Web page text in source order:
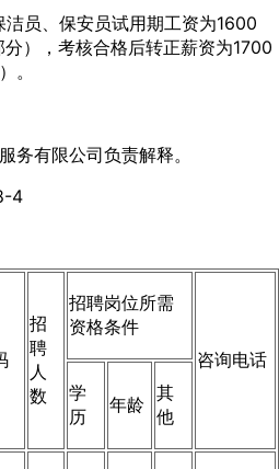
员、保安员试用期工资为1600
），考核合格后转正薪资为1700
。
务有限公司负责解释。
4
招
聘
人
数
招聘岗位所需
资格条件
咨询电话
学
历
年龄
其
他